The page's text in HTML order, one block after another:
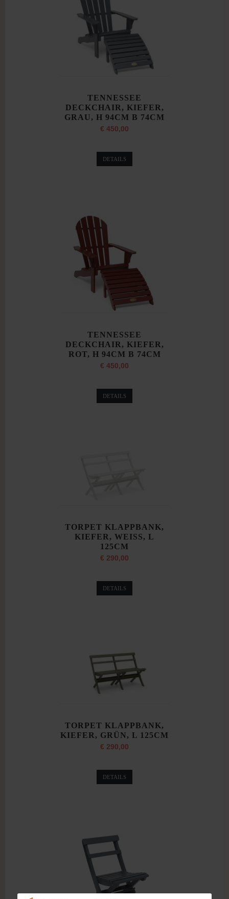
TENNESSEE
DECKCHAIR, KIEFER,
GRAU, H 94CM B 74CM
€ 450,00
DETAILS
TENNESSEE
DECKCHAIR, KIEFER,
ROT, H 94CM B 74CM
€ 450,00
DETAILS
TORPET KLAPPBANK,
KIEFER, WEISS, L
125CM
€ 290,00
DETAILS
TORPET KLAPPBANK,
KIEFER, GRÜN, L 125CM
€ 290,00
DETAILS